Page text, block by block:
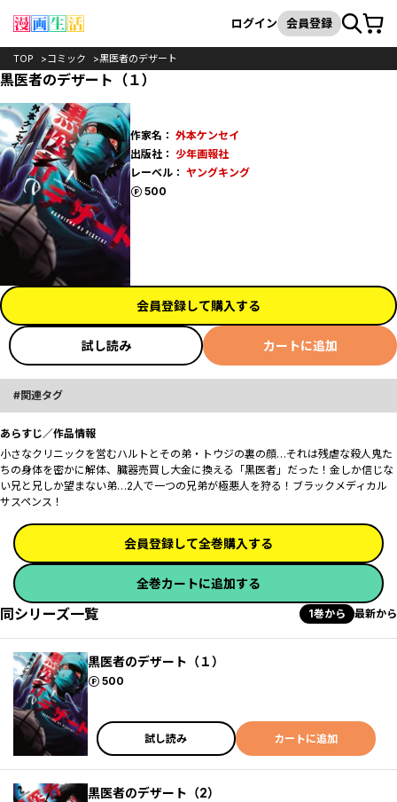
検索
ログイン 会員登録カート
TOP コミック 黒医者のデザート
黒医者のデザート（１）
作家名： 外本ケンセイ
出版社： 少年画報社
レーベル： ヤングキング
500
ポイント
会員登録して購入する
試し読み カートに追加
関連タグ
あらすじ／作品情報
小さなクリニックを営むハルトとその弟・トウジの裏の顔…それは残虐な殺人鬼た
ちの身体を密かに解体、臓器売買し大金に換える「黒医者」だった！金しか信じな
い兄と兄しか望まない弟…2人で一つの兄弟が極悪人を狩る！ブラックメディカル
サスペンス！
会員登録して全巻購入する
全巻カートに追加する
同シリーズ一覧 1巻から 最新から
黒医者のデザート（１）
500
ポイント
試し読み カートに追加
黒医者のデザート（2）